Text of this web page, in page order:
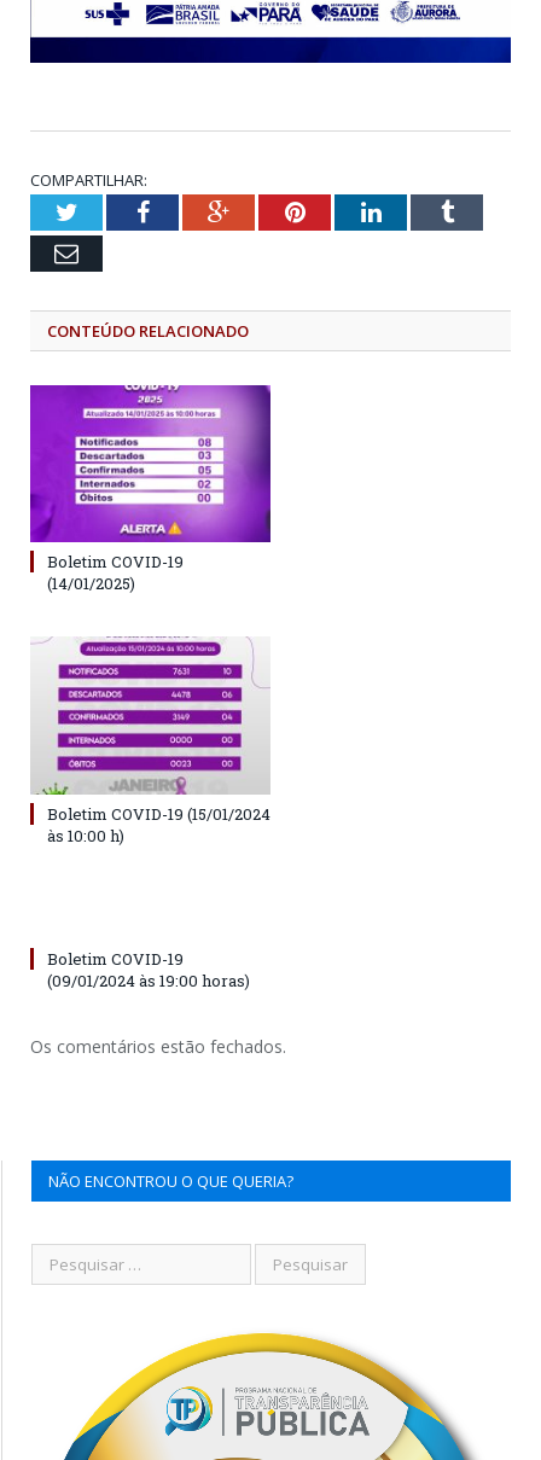
COMPARTILHAR:
TwitterFacebookGoogle+PinterestLinkedInTumblr
Email
CONTEÚDO RELACIONADO
Boletim COVID-19
(14/01/2025)
Boletim COVID-19 (15/01/2024
às 10:00 h)
Boletim COVID-19
(09/01/2024 às 19:00 horas)
Os comentários estão fechados.
NÃO ENCONTROU O QUE QUERIA?